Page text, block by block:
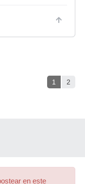
1 2
en este